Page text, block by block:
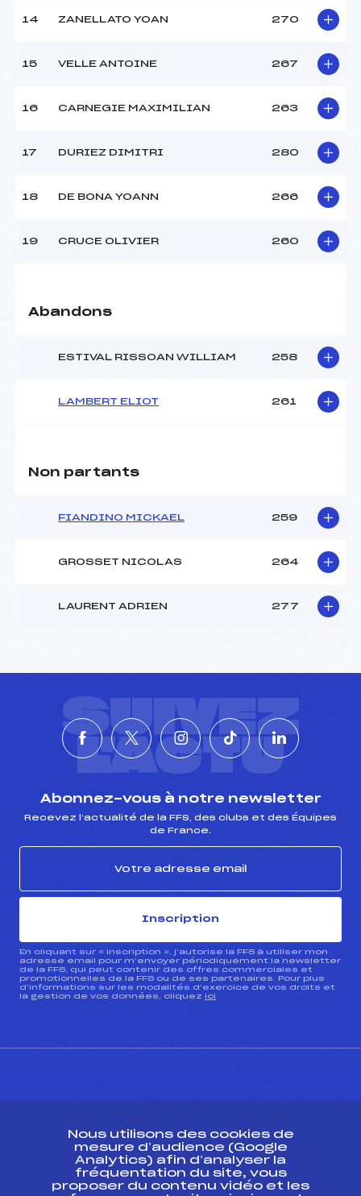
14 ZANELLATO YOAN 270
15 VELLE ANTOINE 267
16 CARNEGIE MAXIMILIAN 263
17 DURIEZ DIMITRI 280
18 DE BONA YOANN 266
19 CRUCE OLIVIER 260
Abandons
ESTIVAL RISSOAN WILLIAM 258
LAMBERT ELIOT 261
Non partants
FIANDINO MICKAEL 259
GROSSET NICOLAS 264
LAURENT ADRIEN 277
SUIVEZ
L'ACTU
Abonnez-vous à notre newsletter
Recevez l’actualité de la FFS, des clubs et des Équipes
de France.
Inscription
En cliquant sur « inscription », j’autorise la FFS à utiliser mon
adresse email pour m’envoyer périodiquement la newsletter
de la FFS, qui peut contenir des offres commerciales et
promotionnelles de la FFS ou de ses partenaires. Pour plus
d’informations sur les modalités d’exercice de vos droits et
la gestion de vos données, cliquez ici
Ressources
Nous utilisons des cookies de
mesure d’audience (Google
Analytics) afin d’analyser la
fréquentation du site, vous
proposer du contenu vidéo et les